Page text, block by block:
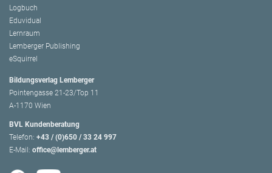
Logbuch
Eduvidual
Lernraum
Lemberger Publishing
eSquirrel
Bildungsverlag Lemberger
Pointengasse 21-23/Top 11
A-1170 Wien
BVL Kundenberatung
Telefon: +43 / (0)650 / 33 24 997
E-Mail: office@lemberger.at